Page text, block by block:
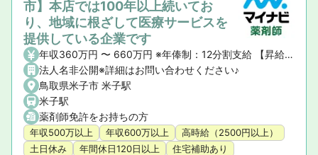
市】本店では100年以上続いてお
り、地域に根ざして医療サービスを
提供している企業です
年収360万円 〜 660万円 ※年俸制：12分割支給 【昇給回数】年1回
法人名非公開※詳細はお問い合わせください♪
鳥取県米子市 米子駅
米子駅
薬剤師免許をお持ちの方
年収500万以上 年収600万以上
高時給（2500円以上）
土日休み
年間休日120日以上
住宅補助あり